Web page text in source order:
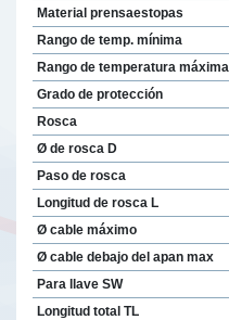
Material prensaestopas
Rango de temp. mínima
Rango de temperatura máxima
Grado de protección
Rosca
Ø de rosca D
Paso de rosca
Longitud de rosca L
Ø cable máximo
Ø cable debajo del apan max
Para llave SW
Longitud total TL